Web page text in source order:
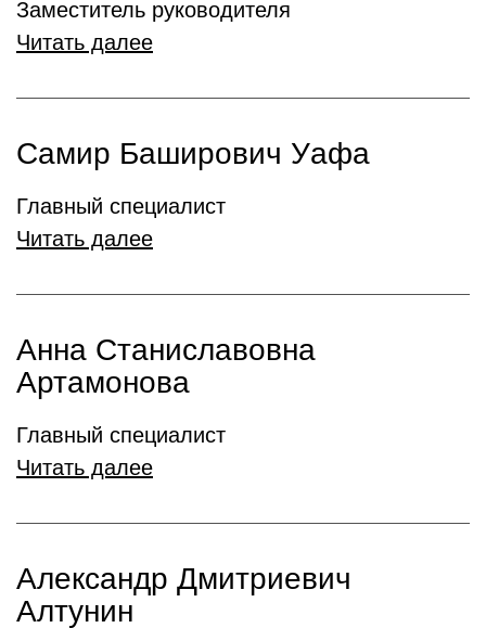
Заместитель руководителя
Читать далее
Самир Баширович Уафа
Главный специалист
Читать далее
Анна Станиславовна
Артамонова
Главный специалист
Читать далее
Александр Дмитриевич
Алтунин